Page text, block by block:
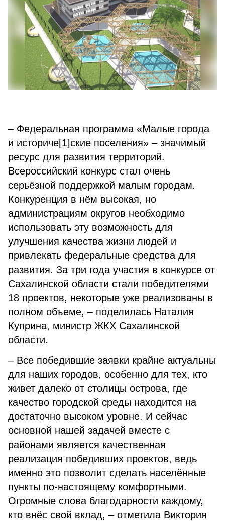
– Федеральная программа «Малые города
и историче[1]ские поселения» – значимый
ресурс для развития территорий.
Всероссийский конкурс стал очень
серьёзной поддержкой малым городам.
Конкуренция в нём высокая, но
администрациям округов необходимо
использовать эту возможность для
улучшения качества жизни людей и
привлекать федеральные средства для
развития. За три года участия в конкурсе от
Сахалинской области стали победителями
18 проектов, некоторые уже реализованы в
полном объеме, – поделилась Наталия
Куприна, министр ЖКХ Сахалинской
области.
– Все победившие заявки крайне актуальны
для наших городов, особенно для тех, кто
живет далеко от столицы острова, где
качество городской среды находится на
достаточно высоком уровне. И сейчас
основной нашей задачей вместе с
районами является качественная
реализация победивших проектов, ведь
именно это позволит сделать населённые
пункты по-настоящему комфортными.
Огромные слова благодарности каждому,
кто внёс свой вклад, – отметила Виктория